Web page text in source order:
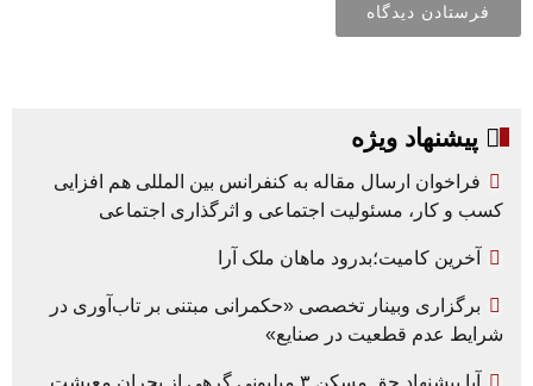
پیشنهاد ویژه
فراخوان ارسال مقاله به کنفرانس بین المللی هم افزایی
کسب و کار، مسئولیت اجتماعی و اثرگذاری اجتماعی
آخرین کامیت؛بدرود ماهان ملک آرا
برگزاری وبینار تخصصی «حکمرانی مبتنی بر تاب‌آوری در
شرایط عدم قطعیت در صنایع»
آیا پیشنهاد حق مسکن ۳ میلیونی گرهی از بحران معیشت